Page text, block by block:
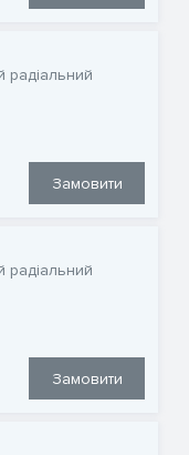
радіальний
Замовити
радіальний
Замовити